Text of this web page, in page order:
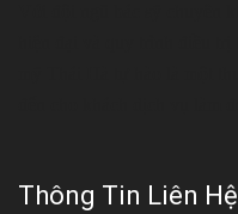
Thông Tin Liên Hệ